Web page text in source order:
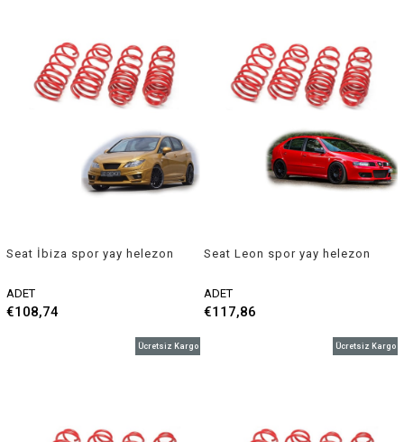
Seat İbiza spor yay helezon
ADET
€108,74
Seat Leon spor yay helezon
ADET
€117,86
Ücretsiz Kargo Ücretsiz Kargo